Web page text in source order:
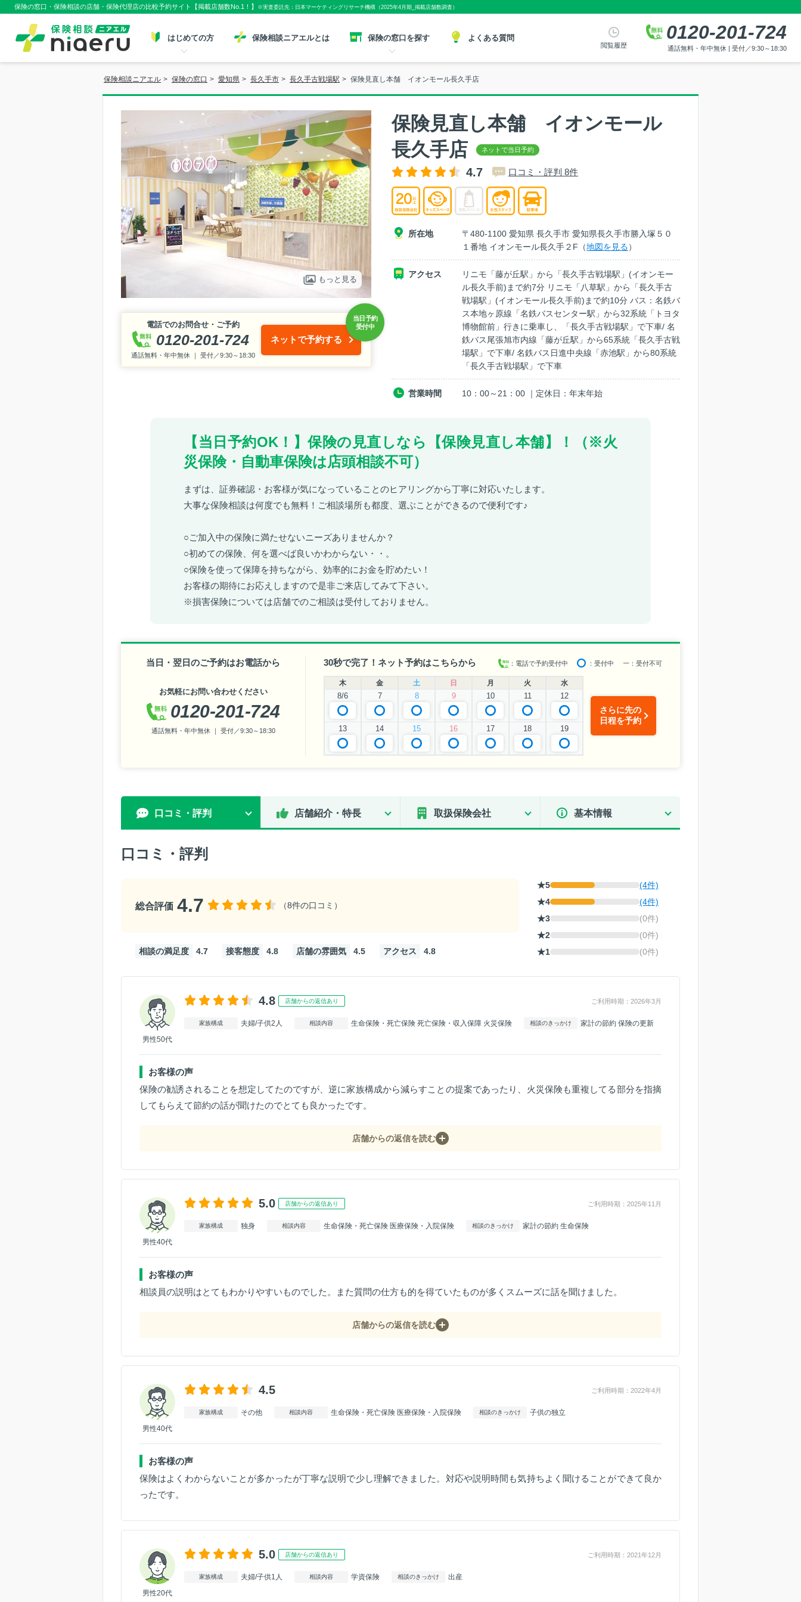
保険の窓口・保険相談の店舗・保険代理店の比較予約サイト【掲載店舗数No.1！】 ※実査委託先：日本マーケティングリサーチ機構（2025年4月期_掲載店舗数調査）
はじめての方 保険相談ニアエルとは 保険の窓口を探す よくある質問
閲覧履歴
0120-201-724
通話無料・年中無休 | 受付／9:30～18:30
保険相談ニアエル > 保険の窓口 > 愛知県 > 長久手市 > 長久手古戦場駅 > 保険見直し本舗 イオンモール長久手店
もっと見る
電話でのお問合せ・ご予約
0120-201-724
通話無料・年中無休 ｜ 受付／9:30～18:30
ネットで予約する
保険見直し本舗 イオンモール
長久手店
4.7 口コミ・評判 8件
所在地
〒480-1100 愛知県 長久手市 愛知県長久手市勝入塚５０
１番地 イオンモール長久手２F（地図を見る）
アクセス
リニモ「藤が丘駅」から「長久手古戦場駅」(イオンモー
ル長久手前)まで約7分 リニモ「八草駅」から「長久手古
戦場駅」(イオンモール長久手前)まで約10分 バス：名鉄バ
ス本地ヶ原線「名鉄バスセンター駅」から32系統「トヨタ
博物館前」行きに乗車し、「長久手古戦場駅」で下車/ 名
鉄バス尾張旭市内線「藤が丘駅」から65系統「長久手古戦
場駅」で下車/ 名鉄バス日進中央線「赤池駅」から80系統
「長久手古戦場駅」で下車
営業時間 10：00～21：00 ｜定休日：年末年始
【当日予約OK！】保険の見直しなら【保険見直し本舗】！（※火
災保険・自動車保険は店頭相談不可）
まずは、証券確認・お客様が気になっていることのヒアリングから丁寧に対応いたします。
大事な保険相談は何度でも無料！ご相談場所も都度、選ぶことができるので便利です♪
○ご加入中の保険に満たせないニーズありませんか？
○初めての保険、何を選べば良いかわからない・・。
○保険を使って保障を持ちながら、効率的にお金を貯めたい！
お客様の期待にお応えしますので是非ご来店してみて下さい。
※損害保険については店舗でのご相談は受付しておりません。
当日・翌日のご予約はお電話から
お気軽にお問い合わせください
0120-201-724
通話無料・年中無休 ｜ 受付／9:30～18:30
30秒で完了！ネット予約はこちらから ：電話で予約受付中 ：受付中 ー ：受付不可
木 金 土 日 月 火 水
8/6 7 8 9 10 11 12
13 14 15 16 17 18 19
さらに先の
日程を予約
口コミ・評判 店舗紹介・特長 取扱保険会社 基本情報
口コミ・評判
総合評価 4.7 （8件の口コミ）
相談の満足度 4.7 接客態度 4.8 店舗の雰囲気 4.5 アクセス 4.8
★5
(4件)
★4
(4件)
★3
(0件)
★2
(0件)
★1
(0件)
男性50代
4.8 店舗からの返信あり ご利用時期：2026年3月
家族構成 夫婦/子供2人 相談内容 生命保険・死亡保険 死亡保険・収入保障 火災保険 相談のきっかけ 家計の節約 保険の更新
お客様の声
保険の勧誘されることを想定してたのですが、逆に家族構成から減らすことの提案であったり、火災保険も重複してる部分を指摘
してもらえて節約の話が聞けたのでとても良かったです。
店舗からの返信を読む
男性40代
5.0 店舗からの返信あり ご利用時期：2025年11月
家族構成 独身 相談内容 生命保険・死亡保険 医療保険・入院保険 相談のきっかけ 家計の節約 生命保険
お客様の声
相談員の説明はとてもわかりやすいものでした。また質問の仕方も的を得ていたものが多くスムーズに話を聞けました。
店舗からの返信を読む
男性40代
4.5 ご利用時期：2022年4月
家族構成 その他 相談内容 生命保険・死亡保険 医療保険・入院保険 相談のきっかけ 子供の独立
お客様の声
保険はよくわからないことが多かったが丁寧な説明で少し理解できました。対応や説明時間も気持ちよく聞けることができて良か
ったです。
男性20代
5.0 店舗からの返信あり ご利用時期：2021年12月
家族構成 夫婦/子供1人 相談内容 学資保険 相談のきっかけ 出産